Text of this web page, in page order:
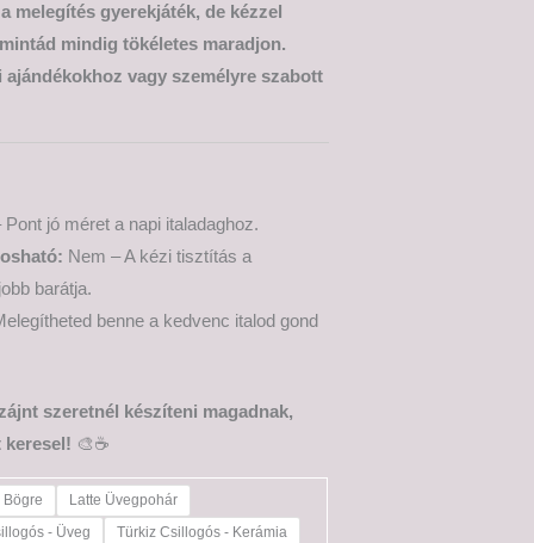
melegítés gyerekjáték, de kézzel
mindig tökéletes maradjon.
ajándékokhoz vagy személyre szabott
jó méret a napi italadaghoz.
Nem – A kézi tisztítás a
barátja.
benne a kedvenc italod gond
szeretnél készíteni magadnak,
keresel! 🎨☕
Bögre
Latte Üvegpohár
- Üveg
Türkiz Csillogós - Kerámia